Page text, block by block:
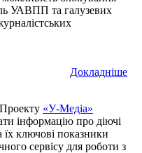
УАВПП та галузевих
Докладнiше
«У-Медіа»
інформацію про діючі
їх ключові показники
сервісу для роботи з